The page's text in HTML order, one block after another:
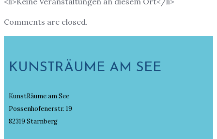
Comments are closed.
KUNSTRÄUME AM SEE
KunstRäume am See
Possenhofenerstr. 19
82319 Starnberg